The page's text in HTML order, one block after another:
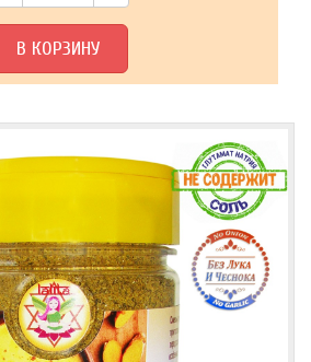
В КОРЗИНУ